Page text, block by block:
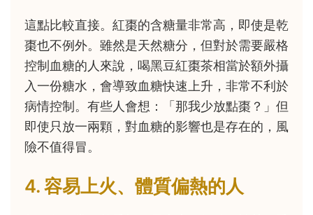
這點比較直接。紅棗的含糖量非常高，即使是乾
棗也不例外。雖然是天然糖分，但對於需要嚴格
控制血糖的人來說，喝黑豆紅棗茶相當於額外攝
入一份糖水，會導致血糖快速上升，非常不利於
病情控制。有些人會想：「那我少放點棗？」但
即使只放一兩顆，對血糖的影響也是存在的，風
險不值得冒。
4. 容易上火、體質偏熱的人